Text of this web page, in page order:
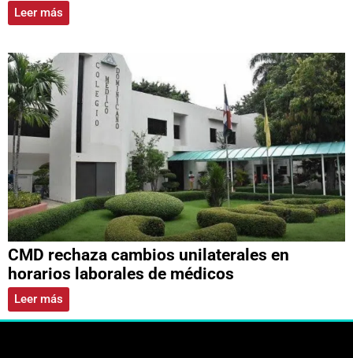
Leer más
CMD rechaza cambios unilaterales en
horarios laborales de médicos
Leer más